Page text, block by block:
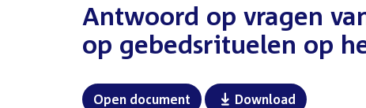
Antwoord op vragen
op gebedsrituelen op
Open document Download